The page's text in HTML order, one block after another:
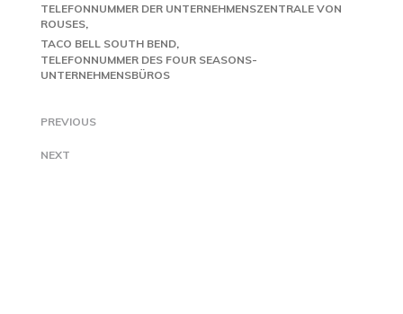
TELEFONNUMMER DER UNTERNEHMENSZENTRALE VON
ROUSES
TACO BELL SOUTH BEND
TELEFONNUMMER DES FOUR SEASONS-
UNTERNEHMENSBÜROS
PREVIOUS
NEXT